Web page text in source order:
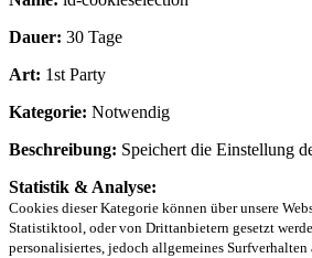
Dauer: 30 Tage
Art: 1st Party
Kategorie: Notwendig
Beschreibung: Speichert die Einstellung
Statistik & Analyse:
Cookies dieser Kategorie können über unsere
Statistiktool, oder von Drittanbietern gesetzt
personalisiertes, jedoch allgemeines Surfverhalten